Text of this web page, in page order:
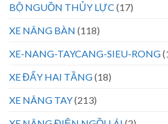
BỘ NGUỒN THỦY LỰC (17)
XE NÂNG BÀN (118)
XE-NANG-TAYCANG-SIEU-RONG
XE ĐẨY HAI TẦNG(18)
XE NÂNG TAY(213)